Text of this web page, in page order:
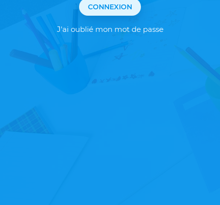
CONNEXION
J'ai oublié mon mot de passe